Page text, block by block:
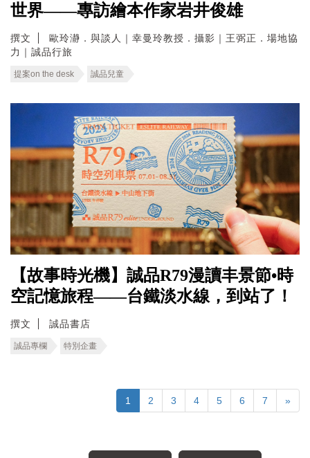
世界——專訪繪本作家岩井俊雄
撰文
歐玲瀞．與談人｜幸曼玲教授．攝影｜王弼正．場地協
力｜誠品行旅
提案on the desk 誠品兒童
【故事時光機】誠品R79漫讀丰景節•時
空記憶旅程――台鐵淡水線，到站了！
撰文 誠品書店
誠品專欄 特別企畫
1 2 3 4 5 6 7 »